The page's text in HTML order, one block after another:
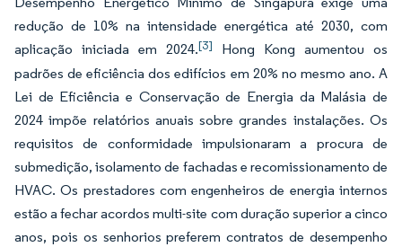
redução de 10% na intensidade energética até 2030, com
aplicação iniciada em 2024.[3]
Hong Kong aumentou os
padrões de eficiência dos edifícios em 20% no mesmo ano. A
Lei de Eficiência e Conservação de Energia da Malásia de
2024 impõe relatórios anuais sobre grandes instalações. Os
requisitos de conformidade impulsionaram a procura de
submedição, isolamento de fachadas e recomissionamento de
HVAC. Os prestadores com engenheiros de energia internos
estão a fechar acordos multi-site com duração superior a cinco
anos, pois os senhorios preferem contratos de desempenho